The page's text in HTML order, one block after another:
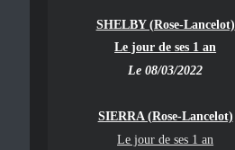
SHELBY (Rose-Lancelot)
Le jour de ses 1 an
Le 08/03/2022
SIERRA (Rose-Lancelot)
Le jour de ses 1 an